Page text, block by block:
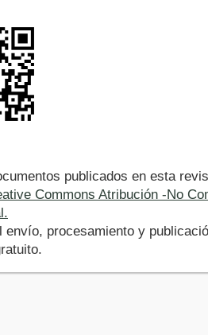
publicados en esta
Commons Atribución -No
envío, procesamiento y